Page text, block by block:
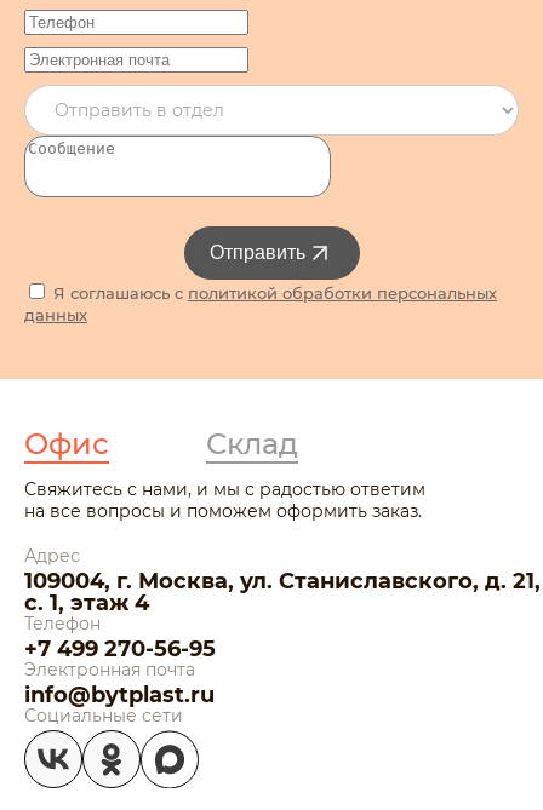
Я соглашаюсь с политикой обработки персональных
данных
Отправить
Офис Склад
Свяжитесь с нами, и мы с радостью ответим
на все вопросы и поможем оформить заказ.
Адрес
109004, г. Москва, ул. Станиславского, д. 21,
с. 1, этаж 4
Телефон
+7 499 270-56-95
Электронная почта
info@bytplast.ru
Социальные сети